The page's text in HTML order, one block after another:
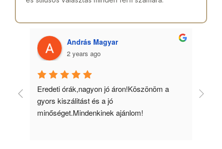
András Magyar
2 years ago
Eredeti órák,nagyon jó áron!Köszönöm a
gyors kiszálitást és a jó
minőséget.Mindenkinek ajánlom!